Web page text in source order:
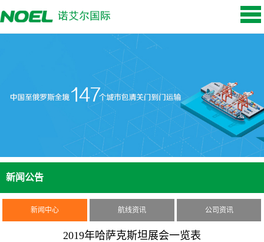
新闻公告
新闻中心 航线资讯 公司资讯
2019年哈萨克斯坦展会一览表